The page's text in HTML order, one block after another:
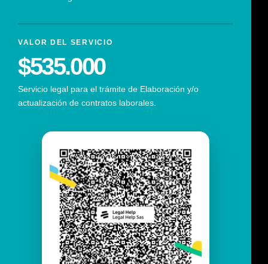
VALOR DEL SERVICIO
$535.000
Servicio legal para el trámite de Elaboración y/o
actualización de contratos laborales.